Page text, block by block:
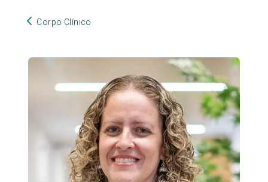
Corpo Clínico